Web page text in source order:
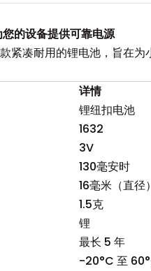
的设备提供可靠电源
紧凑耐用的锂电池，旨在
详情
锂纽扣电池
1632
3V
130毫安时
16毫米（直径
1.5克
锂
最长 5 年
-20°C 至